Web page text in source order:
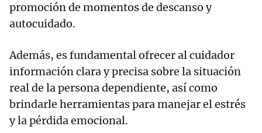
promoción de momentos de descanso y
autocuidado.
Además, es fundamental ofrecer al cuidador
información clara y precisa sobre la situación
real de la persona dependiente, así como
brindarle herramientas para manejar el estrés
y la pérdida emocional.